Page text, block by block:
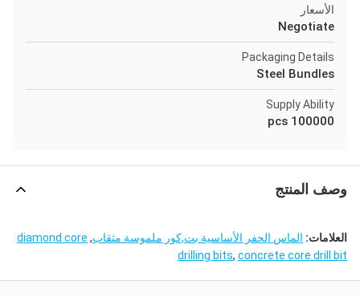
الأسعار
Negotiate
Packaging Details
Steel Bundles
Supply Ability
100000 pcs
وصف المنتج
العلامات: الماس الحفر الأساسية بت,كور ملموسة مثقاب,
diamond core
drilling bits, concrete core drill bit